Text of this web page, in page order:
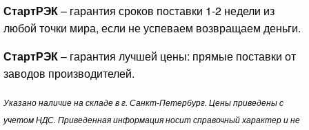
СтартРЭК– гарантия сроков поставки 1-2 недели из
любой точки мира, если не успеваем возвращаем деньги.
СтартРЭК– гарантия лучшей цены: прямые поставки от
заводов производителей.
Указано наличие на складе в г. Санкт-Петербург. Цены приведены с
учетом НДС. Приведенная информация носит справочный характер и не